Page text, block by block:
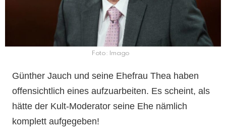
Foto: Imago
Günther Jauch und seine Ehefrau Thea haben
offensichtlich eines aufzuarbeiten. Es scheint, als
hätte der Kult-Moderator seine Ehe nämlich
komplett aufgegeben!